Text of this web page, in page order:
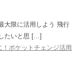
大限に活用しよう 飛行
たいと思 […]
ポケットチェンジ活用